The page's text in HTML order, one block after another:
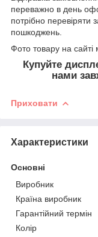
переважно в день
потрібно перевіряти
пошкоджень.
Фото товару на сайті
Купуйте
нами
Приховати
Характеристики
Основні
Виробник
Країна виробник
Гарантійний термін
Колір